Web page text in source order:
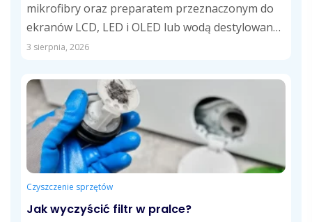
mikrofibry oraz preparatem przeznaczonym do
ekranów LCD, LED i OLED lub wodą destylowaną.
Takie...
3 sierpnia, 2026
Czyszczenie sprzętów
Jak wyczyścić filtr w pralce?